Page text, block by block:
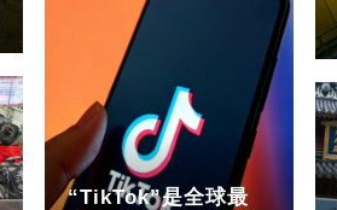
“TikTok”是全球最